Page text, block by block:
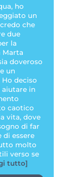
ho
un
credo che
due
la
Marta
doveroso
un
Ho deciso
in
caotico
vita, dove
di far
di essere
molto
verso se
tutto]